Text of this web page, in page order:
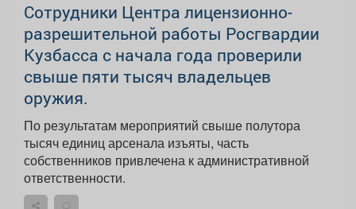
Сотрудники Центра лицензионно-
разрешительной работы Росгвардии
Кузбасса с начала года проверили
свыше пяти тысяч владельцев
оружия.
По результатам мероприятий свыше полутора
тысяч единиц арсенала изъяты, часть
собственников привлечена к административной
ответственности.